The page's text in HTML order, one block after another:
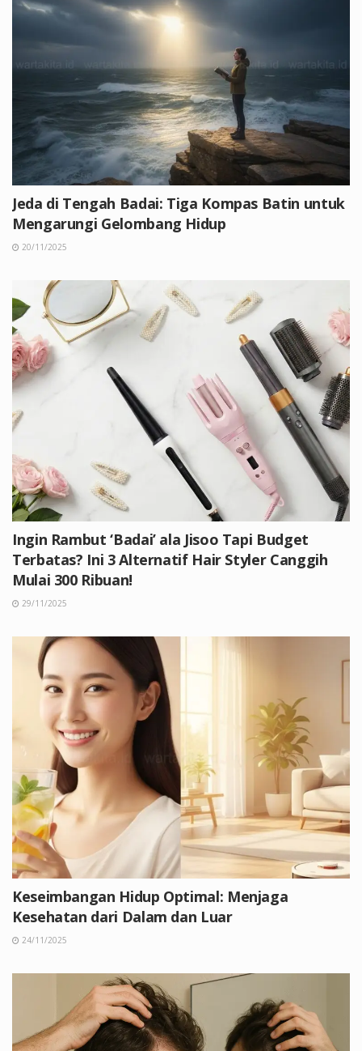
Jeda di Tengah Badai: Tiga Kompas Batin untuk
Mengarungi Gelombang Hidup
20/11/2025
Ingin Rambut ‘Badai’ ala Jisoo Tapi Budget
Terbatas? Ini 3 Alternatif Hair Styler Canggih
Mulai 300 Ribuan!
29/11/2025
Keseimbangan Hidup Optimal: Menjaga
Kesehatan dari Dalam dan Luar
24/11/2025